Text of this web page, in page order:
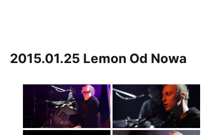
2015.01.25 Lemon Od Nowa